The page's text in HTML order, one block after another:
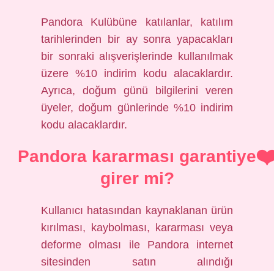
Pandora Kulübüne katılanlar, katılım
tarihlerinden bir ay sonra yapacakları
bir sonraki alışverişlerinde kullanılmak
üzere %10 indirim kodu alacaklardır.
Ayrıca, doğum günü bilgilerini veren
üyeler, doğum günlerinde %10 indirim
kodu alacaklardır.
Pandora kararması garantiye
girer mi?
Kullanıcı hatasından kaynaklanan ürün
kırılması, kaybolması, kararması veya
deforme olması ile Pandora internet
sitesinden satın alındığı